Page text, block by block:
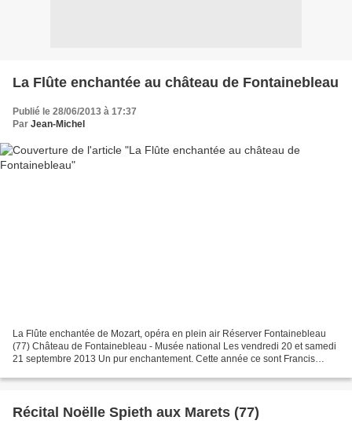
La Flûte enchantée au château de Fontainebleau
Publié le 28/06/2013 à 17:37
Par Jean-Michel
La Flûte enchantée de Mozart, opéra en plein air Réserver Fontainebleau
(77) Château de Fontainebleau - Musée national Les vendredi 20 et samedi
21 septembre 2013 Un pur enchantement. Cette année ce sont Francis
Récital Noëlle Spieth aux Marets (77)